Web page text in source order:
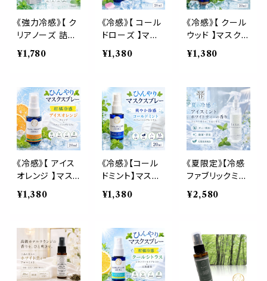
消臭 静菌 植物
由来 約3回分
感 アロマスプレ
ー
レー
《強力冷感》【 ク
リアノーズ 詰め
替え用 70ml 】
マスク & ピロ
道ハッカ ペパー
ミント ユーカリ
ティートゥリー
強め 爽快 鼻す
っきり 夏 ひんや
り 涼しい 詰替
パウチ 約3回分
消臭 静菌 冷感
¥1,780
《冷感》【 コール
ドローズ 】マス
ク & ピロー ア
ロマ 20ml｜薔
夏 ひんやり 涼し
い スプレー 枕
睡眠 癒し 植物
由来 消臭 静菌
携帯用 ギフト プ
レゼント
¥1,380
《冷感》【 クール
ウッド 】マスク
& ピロー アロ
マ 20ml｜ヒノ
荷 夏 ひんやり
涼しい 森林系
スプレー 枕 寝
具 リフレッシュ
植物由来 消臭
静菌 携帯用 ギ
フト プレゼント
¥1,380
《冷感》【 アイス
オレンジ 】マス
ク & ピロー ア
ロマ 20ml｜ス
天然薄荷 ペパ
ーミント 柑橘 夏
ひんやり 涼しい
スプレー 枕 睡
眠 癒し 植物由
¥1,380
《冷感》【コール
ドミント】マスク
& ピロー アロ
マ 20ml｜ ペパ
ひんやり 涼しい
スプレー 枕 睡
眠 癒し 植物由
来 消臭 静菌 携
帯用 ギフト プレ
¥1,380
《夏限定》【冷感
ファブリックミス
ト】アイスミント
＆ホワイトティー
ファ カーテン ス
ーツ シャツ 消
臭 除菌 防虫 ダ
ニ対策 クールス
¥2,580